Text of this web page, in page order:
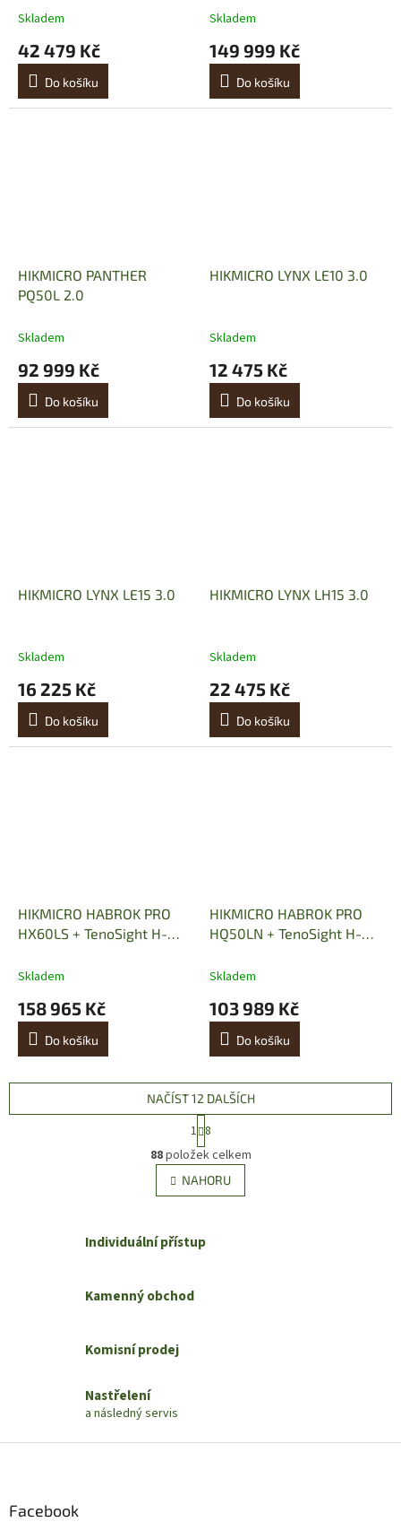
Skladem
42 479 Kč
Do košíku
Skladem
149 999 Kč
Do košíku
HIKMICRO PANTHER
PQ50L 2.0
Skladem
92 999 Kč
Do košíku
HIKMICRO LYNX LE10 3.0
Skladem
12 475 Kč
Do košíku
HIKMICRO LYNX LE15 3.0
Skladem
16 225 Kč
Do košíku
HIKMICRO LYNX LH15 3.0
Skladem
22 475 Kč
Do košíku
HIKMICRO HABROK PRO
HX60LS + TenoSight H-
Skladem
158 965 Kč
Do košíku
HIKMICRO HABROK PRO
HQ50LN + TenoSight H-
Skladem
103 989 Kč
Do košíku
O
v
l
á
c
NAČÍST 12 DALŠÍCH
S
t
r
á
n
k
á
1 8
88položek celkem
NAHORU
Individuální přístup
Kamenný obchod
Komisní prodej
Nastřelení
a následný servis
Facebook